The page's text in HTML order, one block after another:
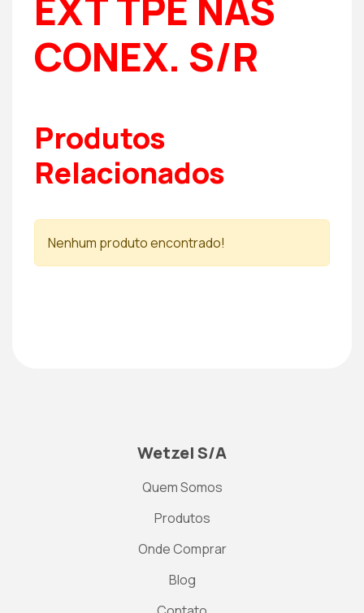
CONEX. S/R
Produtos
Relacionados
Nenhum produto encontrado!
Wetzel S/A
Quem Somos
Produtos
Onde Comprar
Blog